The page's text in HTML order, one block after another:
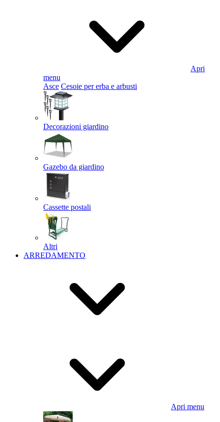
Apri
menu
Asce Cesoie per erba e arbusti
Decorazioni giardino
Gazebo da giardino
Cassette postali
Altri
ARREDAMENTO
Apri menu